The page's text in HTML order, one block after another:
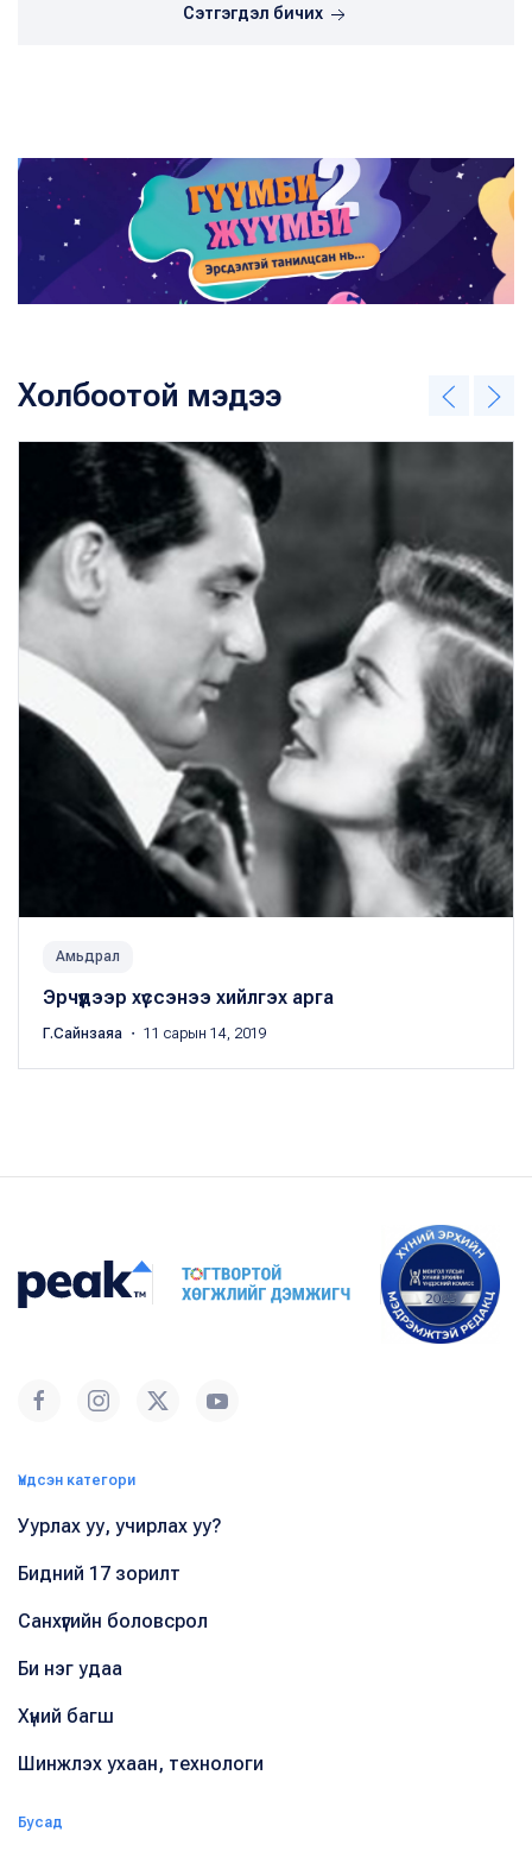
Сэтгэгдэл бичих
Холбоотой мэдээ
Амьдрал
Эрчүүдээр хүссэнээ хийлгэх арга
Г.Сайнзаяа ・ 11 сарын 14, 2019
Үндсэн категори
Уурлах уу, учирлах уу?
Бидний 17 зорилт
Санхүүгийн боловсрол
Би нэг удаа
Хүний багш
Шинжлэх ухаан, технологи
Бусад